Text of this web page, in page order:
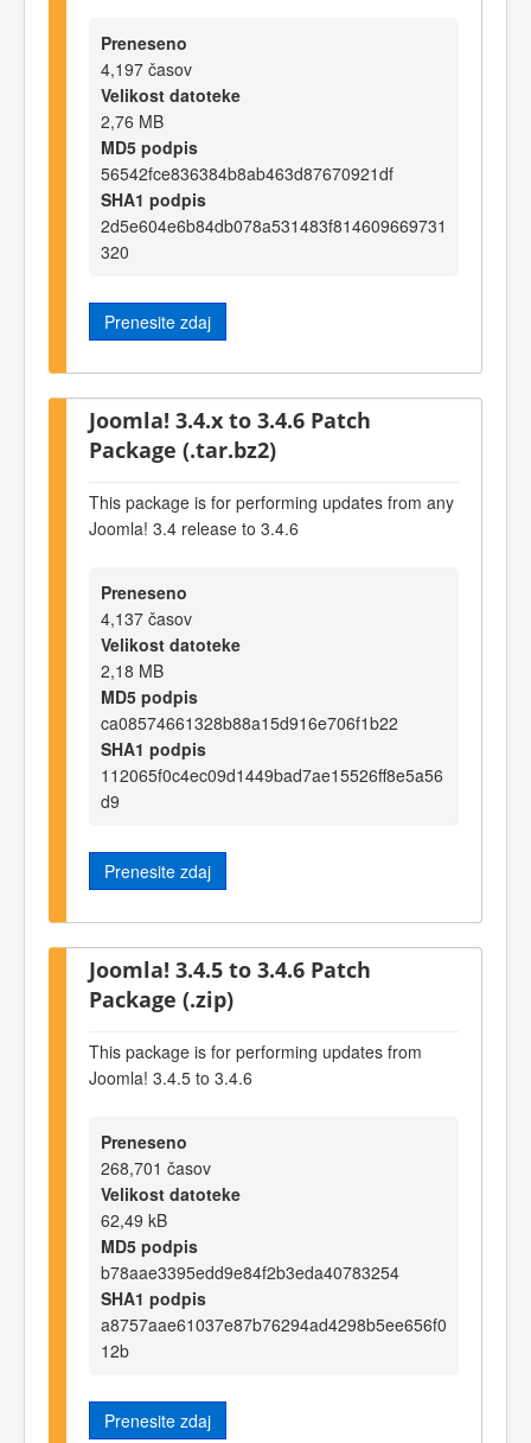
Preneseno
4,197 časov
Velikost datoteke
2,76 MB
MD5 podpis
56542fce836384b8ab463d87670921df
SHA1 podpis
2d5e604e6b84db078a531483f814609669731
320
Prenesite zdaj
Joomla! 3.4.x to 3.4.6 Patch
Package (.tar.bz2)
This package is for performing updates from any
Joomla! 3.4 release to 3.4.6
Preneseno
4,137 časov
Velikost datoteke
2,18 MB
MD5 podpis
ca08574661328b88a15d916e706f1b22
SHA1 podpis
112065f0c4ec09d1449bad7ae15526ff8e5a56
d9
Prenesite zdaj
Joomla! 3.4.5 to 3.4.6 Patch
Package (.zip)
This package is for performing updates from
Joomla! 3.4.5 to 3.4.6
Preneseno
268,701 časov
Velikost datoteke
62,49 kB
MD5 podpis
b78aae3395edd9e84f2b3eda40783254
SHA1 podpis
a8757aae61037e87b76294ad4298b5ee656f0
12b
Prenesite zdaj